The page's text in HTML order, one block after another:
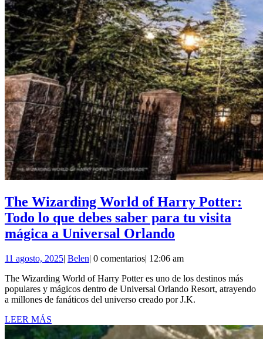
The Wizarding World of Harry Potter:
Todo lo que debes saber para tu visita
mágica a Universal Orlando
World
of
Harry
Todo
11 agosto, 202511
2025
| BelenBelen
| 0 comentarios| 12:06 am
The Wizarding World of Harry Potter es uno de los destinos más
populares y mágicos dentro de Universal Orlando Resort, atrayendo
a millones de fanáticos del universo creado por J.K.
LEER MÁS
MÁS